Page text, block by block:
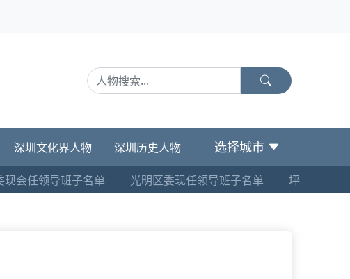
深圳文化界人物 深圳历史人物 选择城市
现会任领导班子名单 光明区委现任领导班子名单 坪山区委现